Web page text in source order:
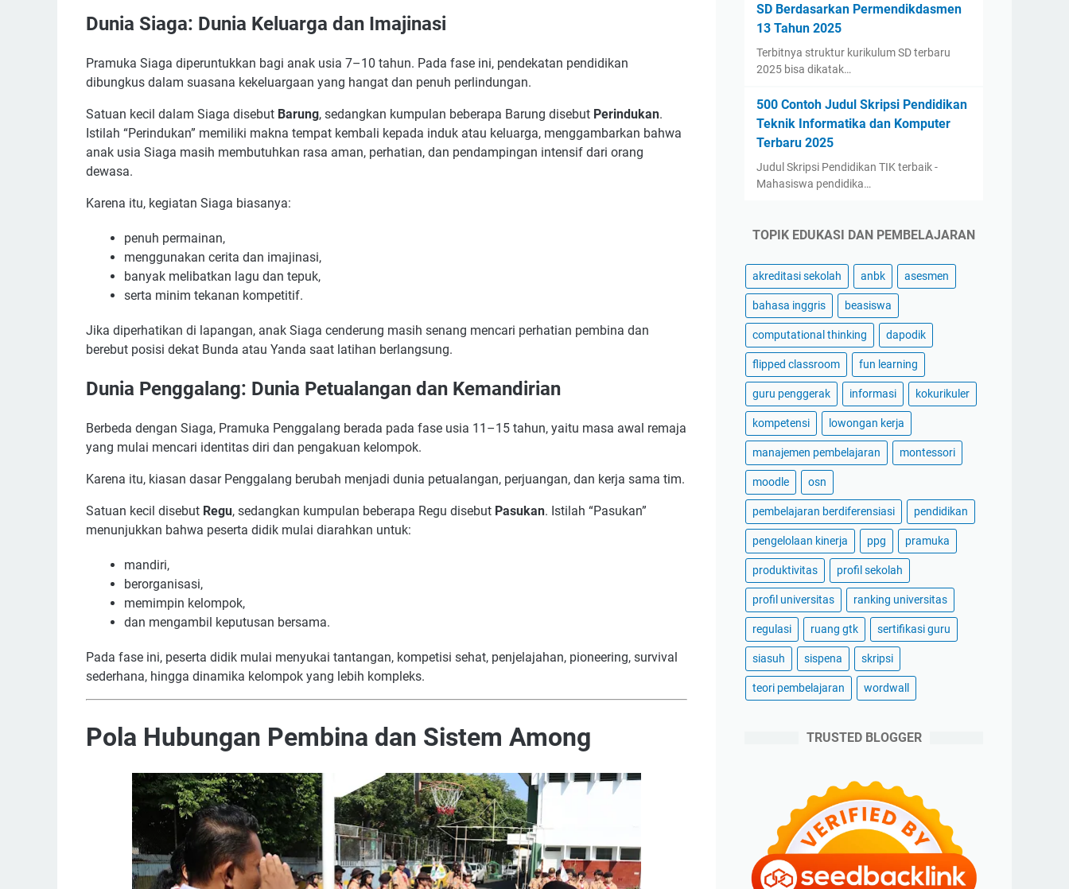
Dunia Siaga: Dunia Keluarga dan Imajinasi
Pramuka Siaga diperuntukkan bagi anak usia 7–10 tahun. Pada fase ini, pendekatan pendidikan
dibungkus dalam suasana kekeluargaan yang hangat dan penuh perlindungan.
Satuan kecil dalam Siaga disebut Barung, sedangkan kumpulan beberapa Barung disebut Perindukan.
Istilah “Perindukan” memiliki makna tempat kembali kepada induk atau keluarga, menggambarkan bahwa
anak usia Siaga masih membutuhkan rasa aman, perhatian, dan pendampingan intensif dari orang
dewasa.
Karena itu, kegiatan Siaga biasanya:
penuh permainan,
menggunakan cerita dan imajinasi,
banyak melibatkan lagu dan tepuk,
serta minim tekanan kompetitif.
Jika diperhatikan di lapangan, anak Siaga cenderung masih senang mencari perhatian pembina dan
berebut posisi dekat Bunda atau Yanda saat latihan berlangsung.
Dunia Penggalang: Dunia Petualangan dan Kemandirian
Berbeda dengan Siaga, Pramuka Penggalang berada pada fase usia 11–15 tahun, yaitu masa awal remaja
yang mulai mencari identitas diri dan pengakuan kelompok.
Karena itu, kiasan dasar Penggalang berubah menjadi dunia petualangan, perjuangan, dan kerja sama tim.
Satuan kecil disebut Regu, sedangkan kumpulan beberapa Regu disebut Pasukan. Istilah “Pasukan”
menunjukkan bahwa peserta didik mulai diarahkan untuk:
mandiri,
berorganisasi,
memimpin kelompok,
dan mengambil keputusan bersama.
Pada fase ini, peserta didik mulai menyukai tantangan, kompetisi sehat, penjelajahan, pioneering, survival
sederhana, hingga dinamika kelompok yang lebih kompleks.
Pola Hubungan Pembina dan Sistem Among
SD Berdasarkan Permendikdasmen
13 Tahun 2025
Terbitnya struktur kurikulum SD terbaru
2025 bisa dikatak…
500 Contoh Judul Skripsi Pendidikan
Teknik Informatika dan Komputer
Terbaru 2025
Judul Skripsi Pendidikan TIK terbaik -
Mahasiswa pendidika…
TOPIK EDUKASI DAN PEMBELAJARAN
akreditasi sekolah anbk asesmen
bahasa inggris beasiswa
computational thinking dapodik
flipped classroom fun learning
guru penggerak informasi kokurikuler
kompetensi lowongan kerja
manajemen pembelajaran montessori
moodle osn
pembelajaran berdiferensiasi pendidikan
pengelolaan kinerja ppg pramuka
produktivitas profil sekolah
profil universitas ranking universitas
regulasi ruang gtk sertifikasi guru
siasuh sispena skripsi
teori pembelajaran wordwall
TRUSTED BLOGGER